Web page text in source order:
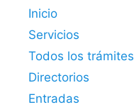
Inicio
Servicios
Todos los trámites
Directorios
Entradas